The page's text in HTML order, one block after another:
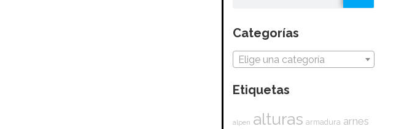
Categorías
Elige una categoría
Etiquetas
alpen alturas armadura arnes